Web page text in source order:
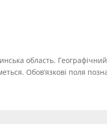
область. Географічний
Обов’язкові поля